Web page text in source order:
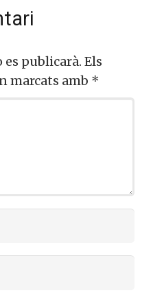
es publicarà. Els
marcats amb *